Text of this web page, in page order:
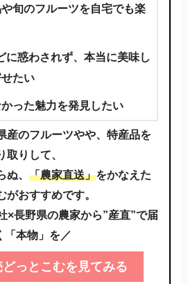
旬のフルーツを自宅でも楽
に惑わされず、本当に美味し
たい
った魅力を発見したい
産のフルーツやや、特産品を
取りして、
、 「農家直送」をかなえた
がおすすめです。
×長野県の農家から”産直”で届
「本物」を／
っとこむを見てみる